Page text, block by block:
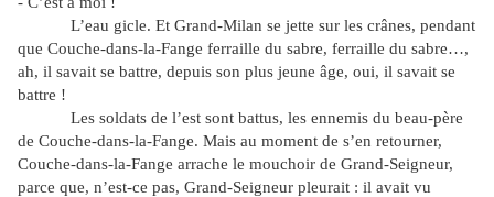
L’eau gicle. Et Grand-Milan se jette sur les crânes, pendant
que Couche-dans-la-Fange ferraille du sabre, ferraille du sabre…,
ah, il savait se battre, depuis son plus jeune âge, oui, il savait se
battre !
Les soldats de l’est sont battus, les ennemis du beau-père
de Couche-dans-la-Fange. Mais au moment de s’en retourner,
Couche-dans-la-Fange arrache le mouchoir de Grand-Seigneur,
parce que, n’est-ce pas, Grand-Seigneur pleurait : il avait vu